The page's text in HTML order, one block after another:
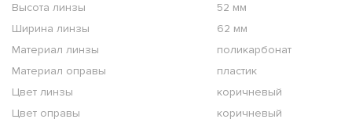
Высота линзы
52 мм
Ширина линзы
62 мм
Материал линзы
поликарбонат
Материал оправы
пластик
Цвет линзы
коричневый
Цвет оправы
коричневый